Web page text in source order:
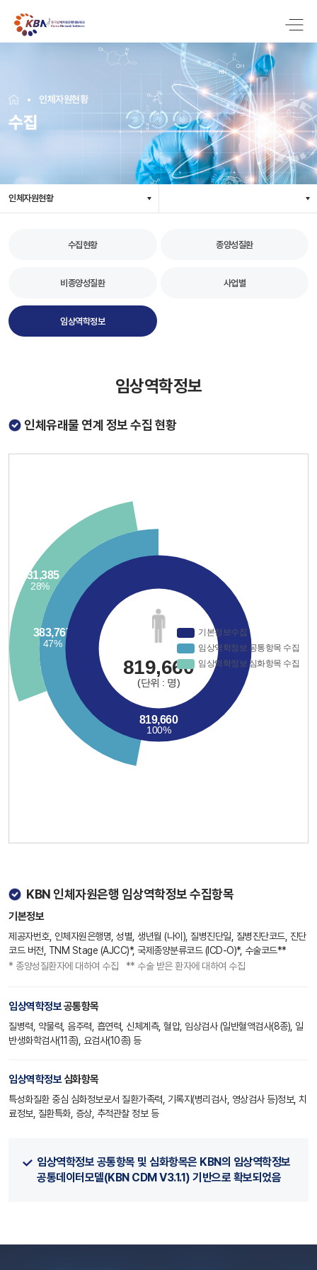
인체자원현황
수집
인체자원현황
수집현황 종양성질환
비종양성질환 사업별
임상역학정보
임상역학정보
인체유래물 연계 정보 수집 현황
KBN 인체자원은행 임상역학정보 수집항목
기본정보
제공자번호, 인체자원은행명, 성별, 생년월 (나이), 질병진단일, 질병진단코드, 진단
코드 버전, TNM Stage (AJCC)*, 국제종양분류코드 (ICD-O)*, 수술코드**
* 종양성질환자에 대하여 수집 ** 수술 받은 환자에 대하여 수집
임상역학정보공통항목
질병력, 약물력, 음주력, 흡연력, 신체계측, 혈압, 임상검사 (일반혈액검사(8종), 일
반생화학검사(11종), 요검사(10종) 등
임상역학정보심화항목
특성화질환 중심 심화정보로서 질환가족력, 기록지(병리검사, 영상검사 등)정보, 치
료정보, 질환특화, 증상, 추적관찰 정보 등
임상역학정보 공통항목 및 심화항목은 KBN의 임상역학정보
공통데이터모델(KBN CDM V3.1.1) 기반으로 확보되었음